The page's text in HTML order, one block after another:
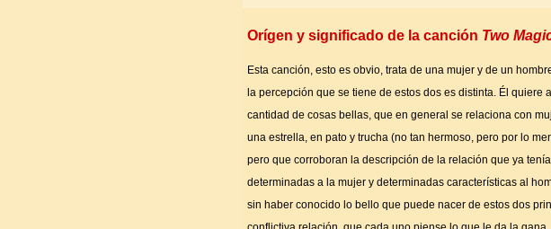
Orígen y significado de la canción Two
Esta canción, esto es obvio, trata de una mujer y de un
la percepción que se tiene de estos dos es distinta. Él
cantidad de cosas bellas, que en general se relaciona con
una estrella, en pato y trucha (no tan hermoso, pero por lo
pero que corroboran la descripción de la relación que ya
determinadas a la mujer y determinadas características al
sin haber conocido lo bello que puede nacer de estos dos